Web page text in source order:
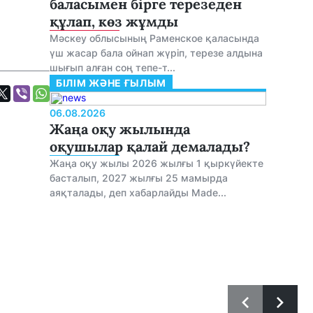
баласымен бірге терезеден
құлап, көз жұмды
Мәскеу облысының Раменское қаласында
үш жасар бала ойнап жүріп, терезе алдына
шығып алған соң тепе-т...
БІЛІМ ЖӘНЕ ҒЫЛЫМ
06.08.2026
Жаңа оқу жылында
оқушылар қалай демалады?
Жаңа оқу жылы 2026 жылғы 1 қыркүйекте
басталып, 2027 жылғы 25 мамырда
аяқталады, деп хабарлайды Made...